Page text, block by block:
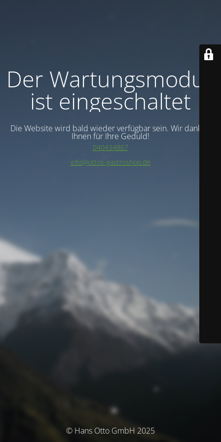
Der Wartungsmodus
ist eingeschaltet
Die Website wird bald wieder verfügbar sein. Wir danken
Ihnen für Ihre Geduld!
040434867
info@ottos-gastroshop.de
© Hans Otto GmbH 2025